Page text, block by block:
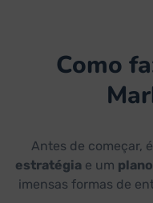
Como
Antes de começar,
estratégiae um
imensas formas de